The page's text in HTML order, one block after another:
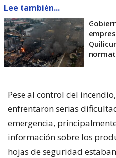
Lee también...
Pese al control del
enfrentaron serias
emergencia,
información sobre los
hojas de seguridad